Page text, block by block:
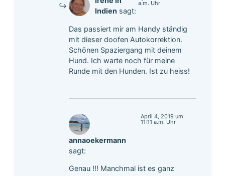
Indien sagt:
a.m. Uhr
Das passiert mir am Handy ständig
mit dieser doofen Autokorrektion.
Schönen Spaziergang mit deinem
Hund. Ich warte noch für meine
Runde mit den Hunden. Ist zu heiss!
annaoekermann
sagt:
April 4, 2019 um
11:11 a.m. Uhr
Genau !!! Manchmal ist es ganz